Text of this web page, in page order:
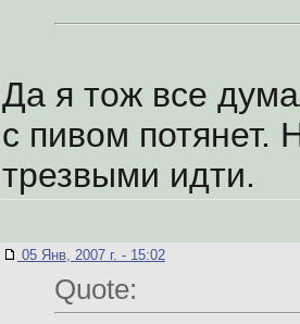
Да я тож все
с пивом потянет.
трезвыми идти.
05 Янв, 2007 г. - 15:02
Quote: